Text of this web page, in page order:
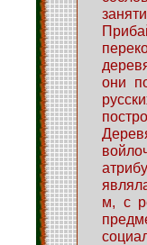
они
м, с